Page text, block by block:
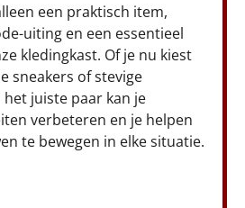
een praktisch item,
uiting en een essentieel
kledingkast. Of je nu kiest
sneakers of stevige
juiste paar kan je
verbeteren en je helpen
te bewegen in elke situatie.